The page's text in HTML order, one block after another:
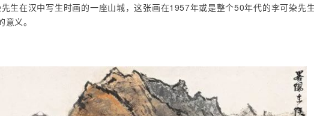
生在汉中写生时画的一座山城，这张画在1957年或是整个50年代的李可染先生
义。